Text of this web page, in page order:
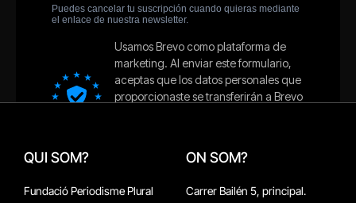
QUI SOM?
Fundació Periodisme Plural
ON SOM?
Carrer Bailén 5, principal.